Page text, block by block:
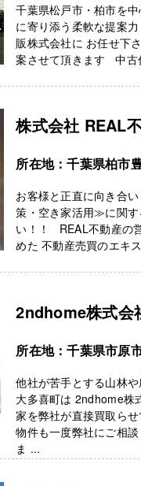
千葉県松戸市・柏市を
に寄り添う柔軟な提案
販株式会社に お任せ下
案させて頂きます 中古
株式会社 REAL
所在地：千葉県柏市
お客様と正直に向き合
策・空き家活用≫に関す
い！！ REAL不動産の
めた 不動産売買のエキ
2ndhome株式会
所在地：千葉県市原
他社が苦手とする山林
大多喜町は 2ndhome株
家を弊社が直接買取ら
物件も一度弊社にご相
ま ...